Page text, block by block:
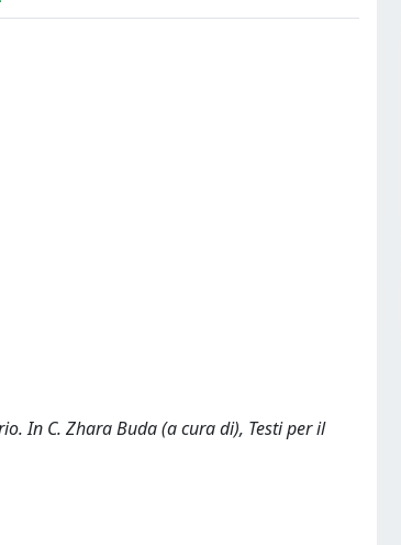
In C. Zhara Buda (a cura di), Testi per il